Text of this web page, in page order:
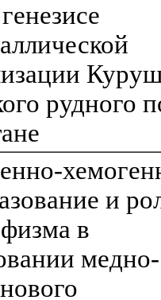
рудного
и
в
медно-